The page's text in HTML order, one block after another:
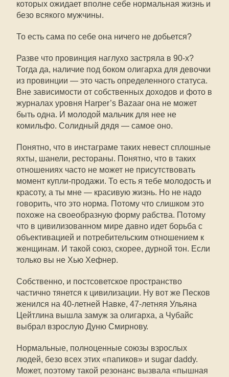
которых ожидает вполне себе нормальная жизнь и
безо всякого мужчины.
То есть сама по себе она ничего не добьется?
Разве что провинция наглухо застряла в 90-х?
Тогда да, наличие под боком олигарха для девочки
из провинции — это часть определенного статуса.
Вне зависимости от собственных доходов и фото в
журналах уровня Harper’s Bazaar она не может
быть одна. И молодой мальчик для нее не
комильфо. Солидный дядя — самое оно.
Понятно, что в инстаграме таких невест сплошные
яхты, шанели, рестораны. Понятно, что в таких
отношениях часто не может не присутствовать
момент купли-продажи. То есть я тебе молодость и
красоту, а ты мне — красивую жизнь. Но не надо
говорить, что это норма. Потому что слишком это
похоже на своеобразную форму рабства. Потому
что в цивилизованном мире давно идет борьба с
объективацией и потребительским отношением к
женщинам. И такой союз, скорее, дурной тон. Если
только вы не Хью Хефнер.
Собственно, и постсоветское пространство
частично тянется к цивилизации. Ну вот же Песков
женился на 40-летней Навке, 47-летняя Ульяна
Цейтлина вышла замуж за олигарха, а Чубайс
выбрал взрослую Дуню Смирнову.
Нормальные, полноценные союзы взрослых
людей, безо всех этих «папиков» и sugar daddy.
Может, поэтому такой резонанс вызвала «пышная